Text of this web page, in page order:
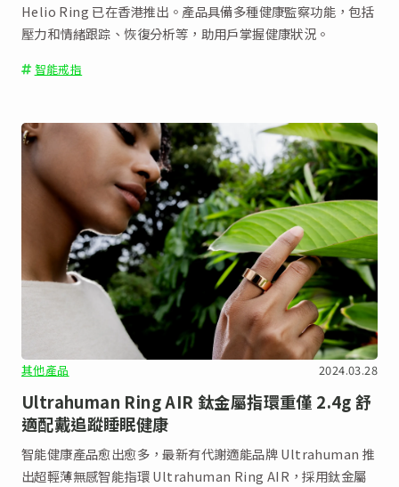
Helio Ring 已在香港推出。產品具備多種健康監察功能，包括
壓力和情緒跟踪、恢復分析等，助用戶掌握健康狀況。
智能戒指
其他產品 2024.03.28
Ultrahuman Ring AIR 鈦金屬指環重僅 2.4g 舒
適配戴追蹤睡眠健康
智能健康產品愈出愈多，最新有代謝適能品牌 Ultrahuman 推
出超輕薄無感智能指環 Ultrahuman Ring AIR，採用鈦金屬